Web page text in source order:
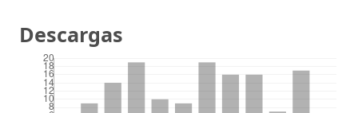
Descargas